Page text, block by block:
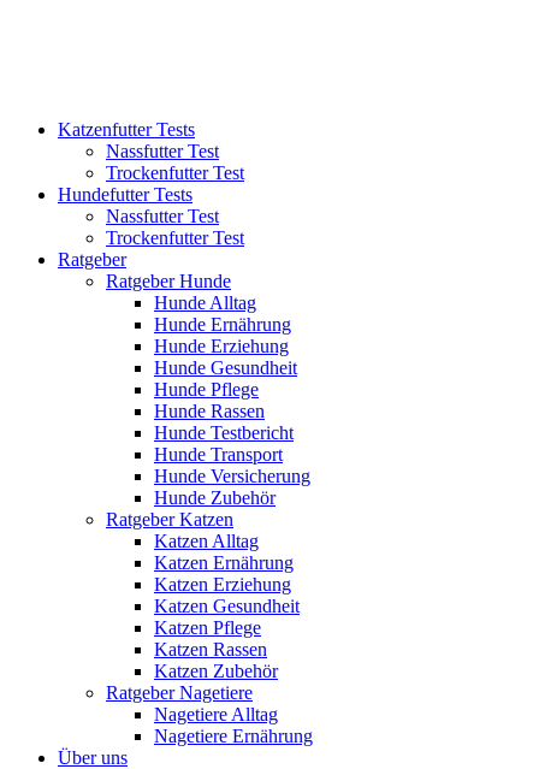
Katzenfutter Tests
Nassfutter Test
Trockenfutter Test
Hundefutter Tests
Nassfutter Test
Trockenfutter Test
Ratgeber
Ratgeber Hunde
Hunde Alltag
Hunde Ernährung
Hunde Erziehung
Hunde Gesundheit
Hunde Pflege
Hunde Rassen
Hunde Testbericht
Hunde Transport
Hunde Versicherung
Hunde Zubehör
Ratgeber Katzen
Katzen Alltag
Katzen Ernährung
Katzen Erziehung
Katzen Gesundheit
Katzen Pflege
Katzen Rassen
Katzen Zubehör
Ratgeber Nagetiere
Nagetiere Alltag
Nagetiere Ernährung
Über uns